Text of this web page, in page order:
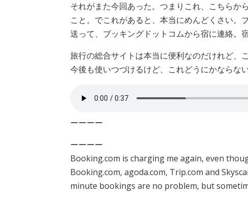
それがまた今回あった。つまりこれ、こちらか
こと。でこれがあると、本当にめんどくさい。
送って、ブッキングドットコムから宿に連絡。
旅行の総合サイトは本当に便利なのだけれど、
今後も使いつづけるけど、これどうにかならない
ーーーー
ーーーー
Booking.com is charging me again, even
Booking.com, agoda.com, Trip.com and
minute bookings are no problem, but